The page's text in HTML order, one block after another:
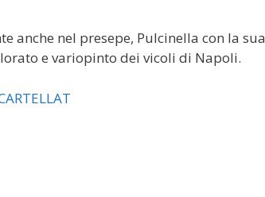
anche nel presepe, Pulcinella con la sua
e variopinto dei vicoli di Napoli.